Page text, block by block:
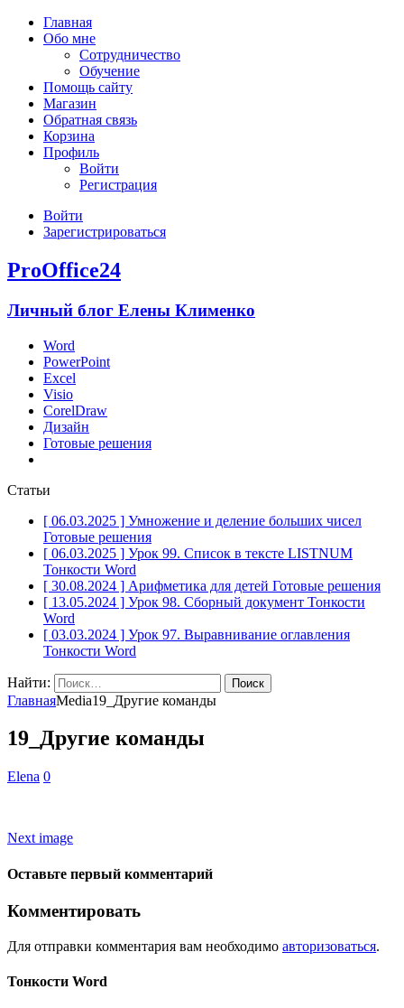
Главная
Обо мне
Сотрудничество
Обучение
Помощь сайту
Магазин
Обратная связь
Корзина
Профиль
Войти
Регистрация
Войти
Зарегистрироваться
ProOffice24
Личный блог Елены Клименко
Word
PowerPoint
Excel
Visio
CorelDraw
Дизайн
Готовые решения
Статьи
[ 06.03.2025 ] Умножение и деление больших чисел
Готовые решения
[ 06.03.2025 ] Урок 99. Список в тексте LISTNUM
Тонкости Word
[ 30.08.2024 ] Арифметика для детей Готовые решения
[ 13.05.2024 ] Урок 98. Сборный документ Тонкости
Word
[ 03.03.2024 ] Урок 97. Выравнивание оглавления
Тонкости Word
Найти:
ГлавнаяMedia19_Другие команды
19_Другие команды
Elena 0
Next image
Оставьте первый комментарий
Комментировать
Для отправки комментария вам необходимо авторизоваться.
Тонкости Word